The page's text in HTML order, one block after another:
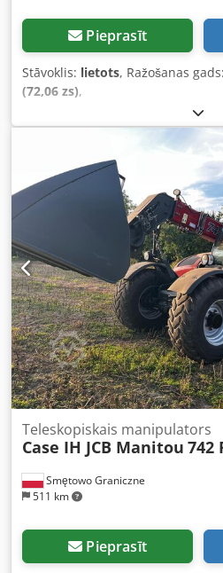
Pieprasīt
Stāvoklis: lietots, Ražošanas gads:
(72,06 zs),
Smętowo Graniczne
511 km
Teleskopiskais manipulators
Case IH JCB Manitou 742
Pieprasīt